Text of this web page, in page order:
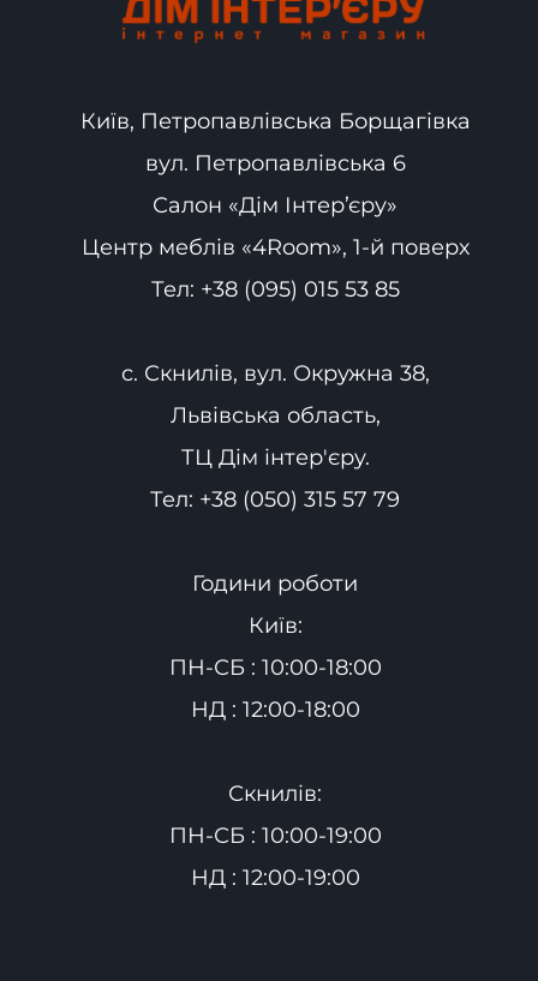
Київ, Петропавлівська Борщагівка
вул. Петропавлівська 6
Салон «Дім Інтер’єру»
Центр меблів «4Room», 1-й поверх
Тел: +38 (095) 015 53 85
с. Скнилів, вул. Окружна 38,
Львівська область,
ТЦ Дім інтер'єру.
Тел: +38 (050) 315 57 79
Години роботи
Київ:
ПН-СБ : 10:00-18:00
НД : 12:00-18:00
Скнилів:
ПН-СБ : 10:00-19:00
НД : 12:00-19:00